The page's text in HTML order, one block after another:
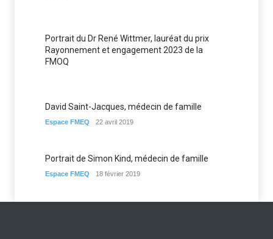
Portrait du Dr René Wittmer, lauréat du prix
Rayonnement et engagement 2023 de la
FMOQ
David Saint-Jacques, médecin de famille
Espace FMEQ 22 avril 2019
Portrait de Simon Kind, médecin de famille
Espace FMEQ 18 février 2019